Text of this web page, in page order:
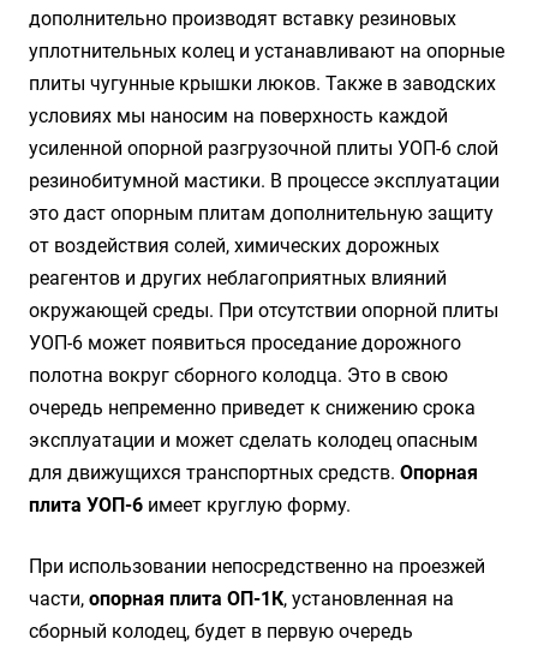
дополнительно производят вставку резиновых
уплотнительных колец и устанавливают на опорные
плиты чугунные крышки люков. Также в заводских
условиях мы наносим на поверхность каждой
усиленной опорной разгрузочной плиты УОП-6 слой
резинобитумной мастики. В процессе эксплуатации
это даст опорным плитам дополнительную защиту
от воздействия солей, химических дорожных
реагентов и других неблагоприятных влияний
окружающей среды. При отсутствии опорной плиты
УОП-6 может появиться проседание дорожного
полотна вокруг сборного колодца. Это в свою
очередь непременно приведет к снижению срока
эксплуатации и может сделать колодец опасным
для движущихся транспортных средств. Опорная
плита УОП-6 имеет круглую форму.
При использовании непосредственно на проезжей
части, опорная плита ОП-1К, установленная на
сборный колодец, будет в первую очередь